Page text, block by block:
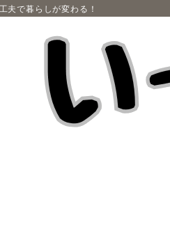
夫で暮らしが変わる！